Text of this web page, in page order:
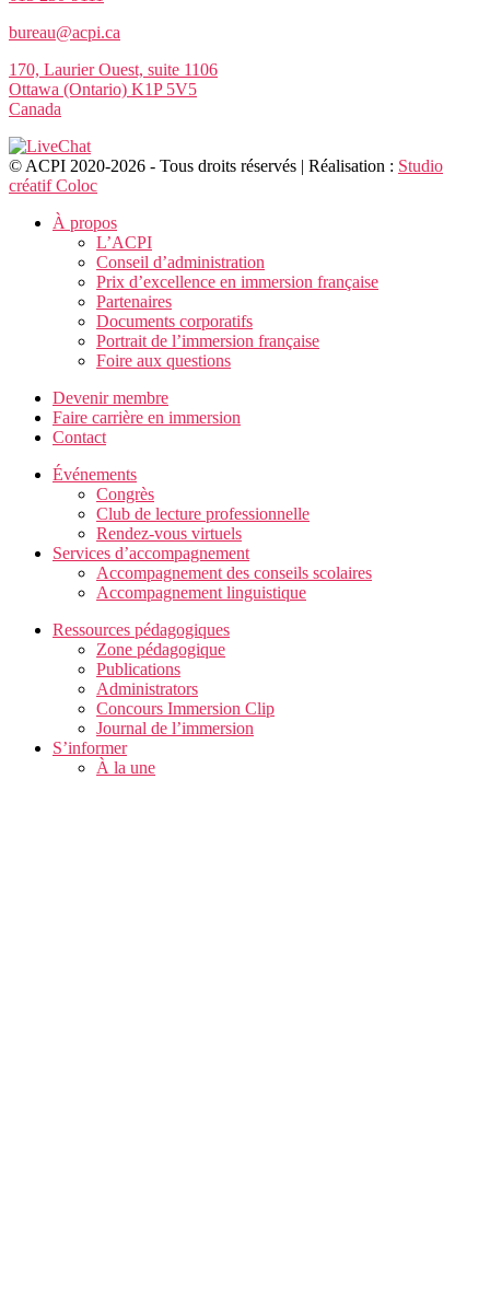
bureau@acpi.ca
170, Laurier Ouest, suite 1106
Ottawa (Ontario) K1P 5V5
Canada
© ACPI 2020-2026 - Tous droits réservés | Réalisation : Studio
créatif Coloc
À propos
L’ACPI
Conseil d’administration
Prix d’excellence en immersion française
Partenaires
Documents corporatifs
Portrait de l’immersion française
Foire aux questions
Devenir membre
Faire carrière en immersion
Contact
Événements
Congrès
Club de lecture professionnelle
Rendez-vous virtuels
Services d’accompagnement
Accompagnement des conseils scolaires
Accompagnement linguistique
Ressources pédagogiques
Zone pédagogique
Publications
Administrators
Concours Immersion Clip
Journal de l’immersion
S’informer
À la une